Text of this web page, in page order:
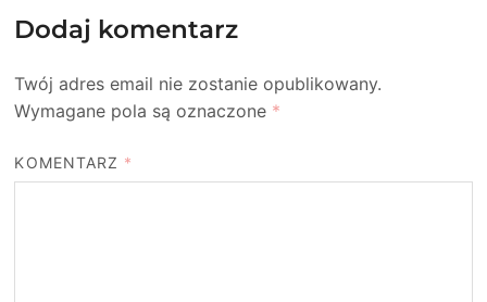
Dodaj komentarz
Twój adres email nie zostanie opublikowany.
Wymagane pola są oznaczone *
KOMENTARZ *